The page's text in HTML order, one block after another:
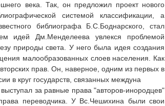
века. Так, он предложил проект нового
системой классификации, а
библиографа Б.С.Боднарского, стал
идей Дм.Менделеева увлекся проблемой
природы света. У него была идея создания
малообразованных слоев населения. Как
прав. Он, наверное, одним из первых в
в круг государств, связанных междуна
за равные права "авторов-инородцев"
переводчика. У Вс.Чешихина были свои